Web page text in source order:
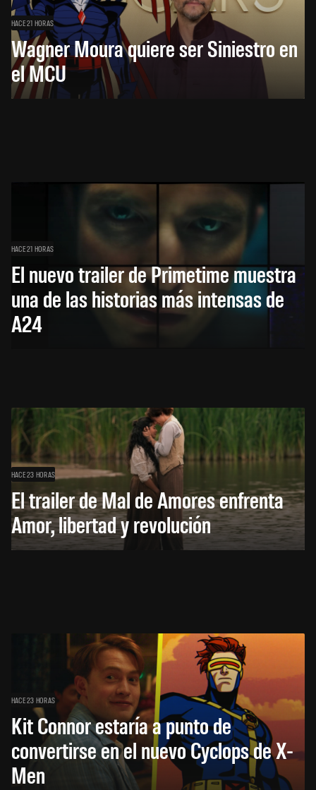
HACE 21 HORAS
Wagner Moura quiere ser Siniestro en
el MCU
HACE 21 HORAS
El nuevo trailer de Primetime muestra
una de las historias más intensas de
A24
HACE 23 HORAS
El trailer de Mal de Amores enfrenta
Amor, libertad y revolución
HACE 23 HORAS
Kit Connor estaría a punto de
convertirse en el nuevo Cyclops de X-
Men